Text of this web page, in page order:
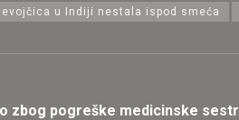
u Indiji nestala ispod smeća
zbog pogreške medicinske